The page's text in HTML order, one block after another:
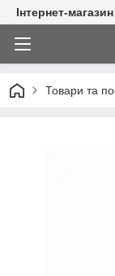
Інтернет-
Товари та